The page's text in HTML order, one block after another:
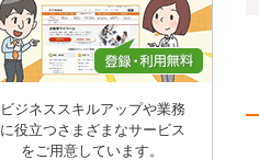
ビジネススキルアップや業務
に役立つさまざまなサービス
をご用意しています。